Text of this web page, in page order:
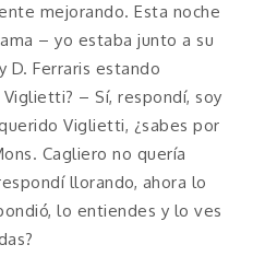
mejorando. Esta noche
– yo estaba junto a su
D. Ferraris estando
– Sí, respondí, soy
Viglietti, ¿sabes por
Cagliero no quería
llorando, ahora lo
lo entiendes y lo ves